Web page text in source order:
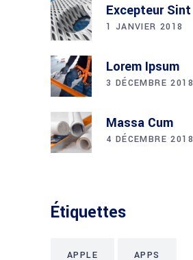
Excepteur Sint
1 JANVIER 2018
Lorem Ipsum
3 DÉCEMBRE 2018
Massa Cum
4 DÉCEMBRE 2018
Étiquettes
APPLE APPS